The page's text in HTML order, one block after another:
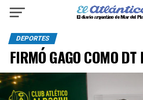
DEPORTES
FIRMÓ GAGO COMO DT